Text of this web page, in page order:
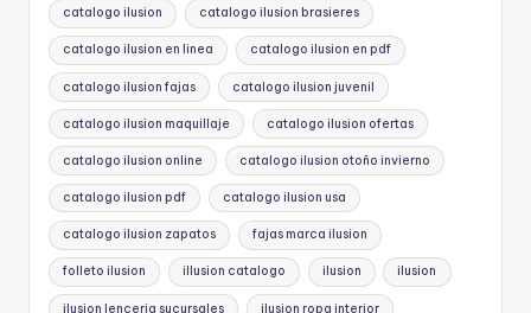
catalogo ilusion catalogo ilusion brasieres
catalogo ilusion en linea catalogo ilusion en pdf
catalogo ilusion fajas catalogo ilusion juvenil
catalogo ilusion maquillaje catalogo ilusion ofertas
catalogo ilusion online catalogo ilusion otoño invierno
catalogo ilusion pdf catalogo ilusion usa
catalogo ilusion zapatos fajas marca ilusion
folleto ilusion illusion catalogo ilusion ilusion
ilusion lenceria sucursales ilusion ropa interior